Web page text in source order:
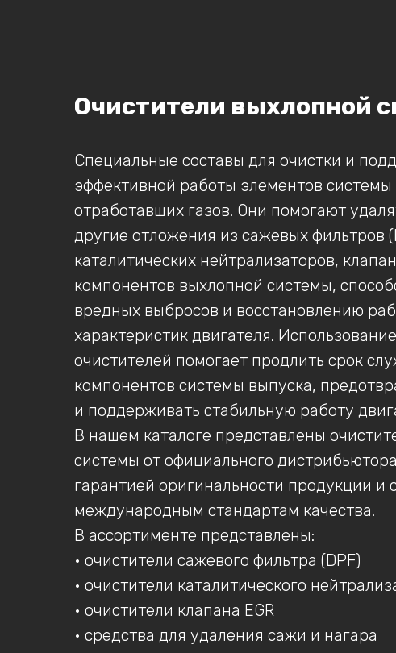
Очистители выхлопной
Специальные составы для очистки и
эффективной работы элементов системы
отработавших газов. Они помогают
другие отложения из сажевых фильтров
каталитических нейтрализаторов,
компонентов выхлопной системы,
вредных выбросов и восстановлению
характеристик двигателя.
очистителей помогает продлить срок
компонентов системы выпуска,
и поддерживать стабильную работу
В нашем каталоге представлены
системы от официального
гарантией оригинальности продукции и
международным стандартам качества.
В ассортименте представлены:
• очистители сажевого фильтра (DPF)
• очистители каталитического
• очистители клапана EGR
• средства для удаления сажи и нагара